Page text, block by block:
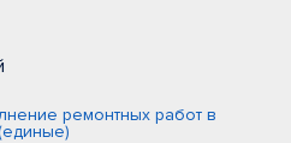
ремонтных работ в